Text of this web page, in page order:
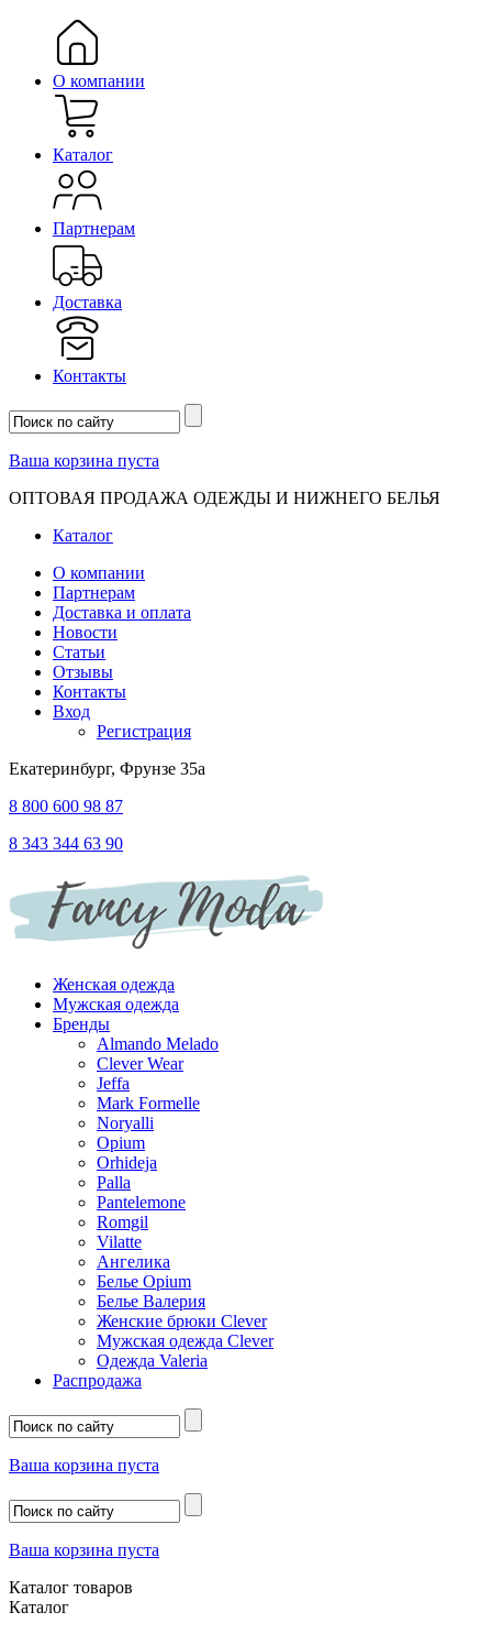
О компании
Каталог
Партнерам
Доставка
Контакты
Ваша корзина пуста
ОПТОВАЯ ПРОДАЖА ОДЕЖДЫ И НИЖНЕГО БЕЛЬЯ
Каталог
О компании
Партнерам
Доставка и оплата
Новости
Статьи
Отзывы
Контакты
Вход
Регистрация
Екатеринбург, Фрунзе 35а
8 800 600 98 87
8 343 344 63 90
Женская одежда
Мужская одежда
Бренды
Almando Melado
Clever Wear
Jeffa
Mark Formelle
Noryalli
Opium
Orhideja
Palla
Pantelemone
Romgil
Vilatte
Ангелика
Белье Opium
Белье Валерия
Женские брюки Clever
Мужская одежда Clever
Одежда Valeria
Распродажа
Ваша корзина пуста
Ваша корзина пуста
Каталог товаров
Каталог